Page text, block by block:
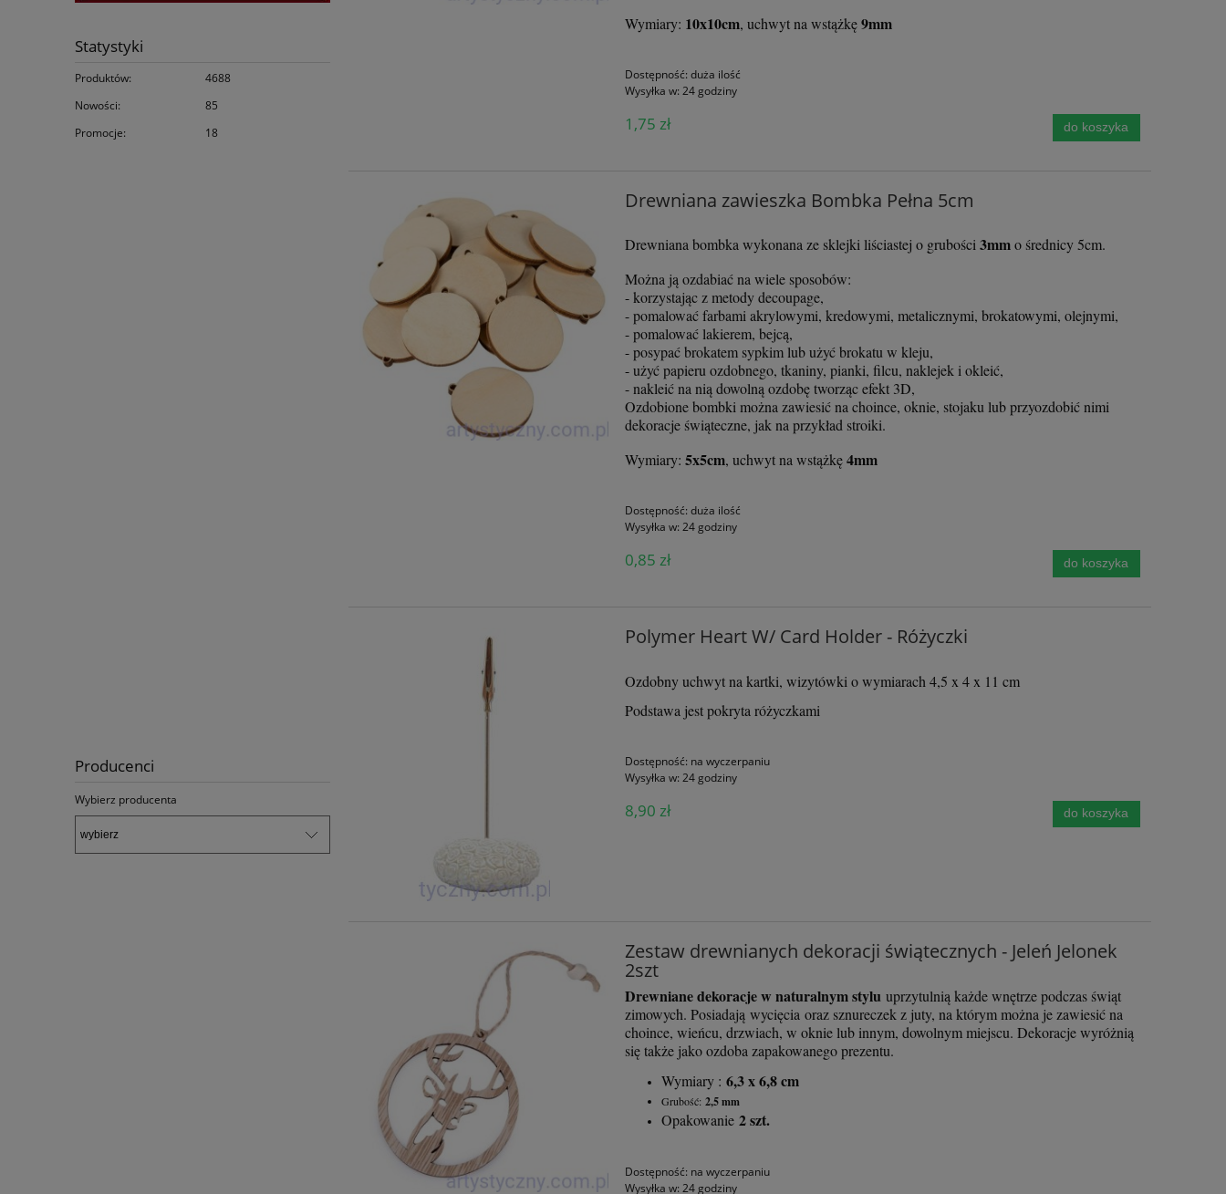
Statystyki
Produktów:
4688
Nowości:
85
Promocje:
18
Producenci
Wybierz producenta
Wymiary: 10x10cm, uchwyt na wstążkę9mm
Dostępność: duża ilość
Wysyłka w: 24 godziny
1,75 zł do koszyka
Drewniana zawieszka Bombka Pełna 5cm
Drewniana bombka wykonana ze sklejki liściastej o grubości3mmo średnicy 5cm.
Można ją ozdabiać na wiele sposobów:
- korzystając z metody decoupage,
- pomalować farbami akrylowymi, kredowymi, metalicznymi, brokatowymi, olejnymi,
- pomalować lakierem, bejcą,
- posypać brokatem sypkim lub użyć brokatu w kleju,
- użyć papieru ozdobnego, tkaniny, pianki, filcu, naklejek i okleić,
- nakleić na nią dowolną ozdobę tworząc efekt 3D,
Ozdobione bombki można zawiesić na choince, oknie, stojaku lub przyozdobić nimi
dekoracje świąteczne, jak na przykład stroiki.
Wymiary:5x5cm, uchwyt na wstążkę4mm
Dostępność: duża ilość
Wysyłka w: 24 godziny
0,85 zł do koszyka
Polymer Heart W/ Card Holder - Różyczki
Ozdobny uchwyt na kartki, wizytówki o wymiarach 4,5 x 4 x 11 cm
Podstawa jest pokryta różyczkami
Dostępność: na wyczerpaniu
Wysyłka w: 24 godziny
8,90 zł do koszyka
Zestaw drewnianych dekoracji świątecznych - Jeleń Jelonek
2szt
Drewniane dekoracje w naturalnym stylu uprzytulnią każde wnętrze podczas świąt
zimowych. Posiadają wycięcia oraz sznureczek z juty, na którym można je zawiesić na
choince, wieńcu, drzwiach, w oknie lub innym, dowolnym miejscu. Dekoracje wyróżnią
się także jako ozdoba zapakowanego prezentu.
Wymiary : 6,3 x 6,8 cm
Grubość: 2,5 mm
Opakowanie 2 szt.
Dostępność: na wyczerpaniu
Wysyłka w: 24 godziny